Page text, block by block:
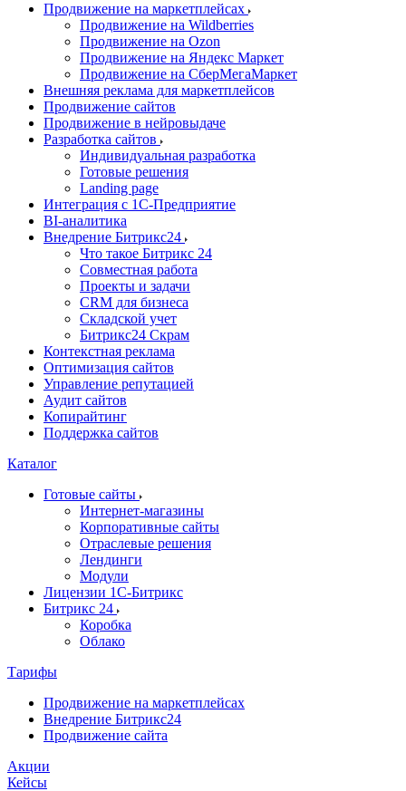
Продвижение на маркетплейсах
Продвижение на Wildberries
Продвижение на Ozon
Продвижение на Яндекс Маркет
Продвижение на СберМегаМаркет
Внешняя реклама для маркетплейсов
Продвижение сайтов
Продвижение в нейровыдаче
Разработка сайтов
Индивидуальная разработка
Готовые решения
Landing page
Интеграция с 1С-Предприятие
BI-аналитика
Внедрение Битрикс24
Что такое Битрикс 24
Совместная работа
Проекты и задачи
СRМ для бизнеса
Складской учет
Битрикс24 Скрам
Контекстная реклама
Оптимизация сайтов
Управление репутацией
Аудит сайтов
Копирайтинг
Поддержка сайтов
Каталог
Готовые сайты
Интернет-магазины
Корпоративные сайты
Отраслевые решения
Лендинги
Модули
Лицензии 1С-Битрикс
Битрикс 24
Коробка
Облако
Тарифы
Продвижение на маркетплейсах
Внедрение Битрикс24
Продвижение сайта
Акции
Кейсы